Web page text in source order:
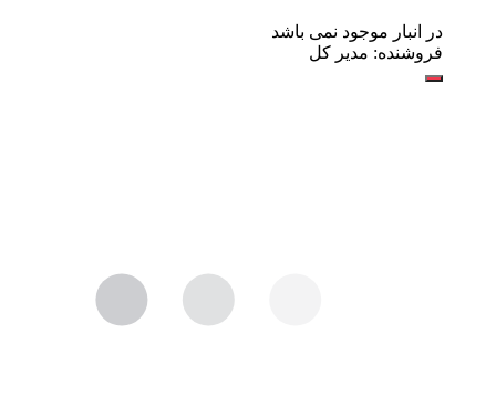
در انبار موجود نمی باشد
فروشنده: مدیر کل